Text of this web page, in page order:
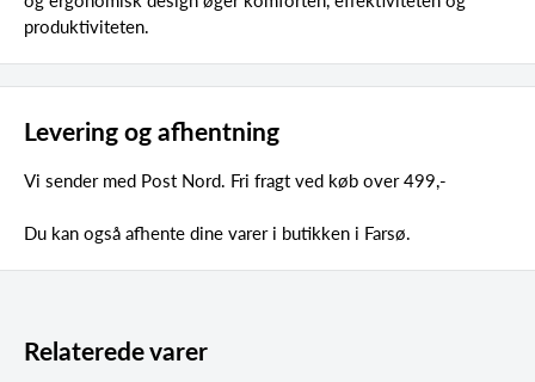
produktiviteten.
Levering og afhentning
Vi sender med Post Nord. Fri fragt ved køb over 499,-
Du kan også afhente dine varer i butikken i Farsø.
Relaterede varer